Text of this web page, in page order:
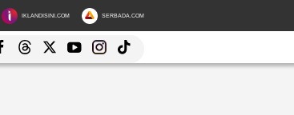
IKLANDISINI.COM SERBADA.COM